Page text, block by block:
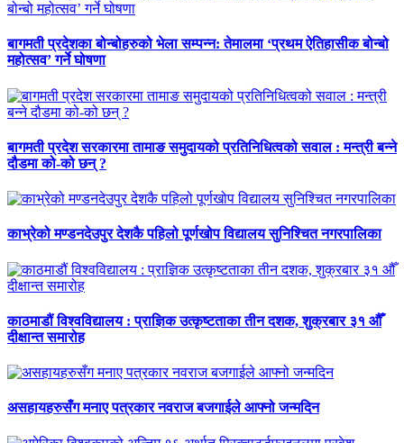
बागमती प्रदेशका बोन्बोहरुको भेला सम्पन्न: तेमालमा ‘प्रथम ऐतिहासीक बोन्बो
महोत्सव’ गर्ने घोषणा
बागमती प्रदेश सरकारमा तामाङ समुदायको प्रतिनिधित्वको सवाल : मन्त्री बन्ने
दौडमा को‐को छन् ?
काभ्रेको मण्डनदेउपुर देशकै पहिलो पूर्णखोप विद्यालय सुनिश्चित नगरपालिका
काठमाडौं विश्वविद्यालय : प्राज्ञिक उत्कृष्टताका तीन दशक, शुक्रबार ३१ औँ
दीक्षान्त समारोह
असहायहरुसँग मनाए पत्रकार नवराज बजगाईले आफ्नो जन्मदिन